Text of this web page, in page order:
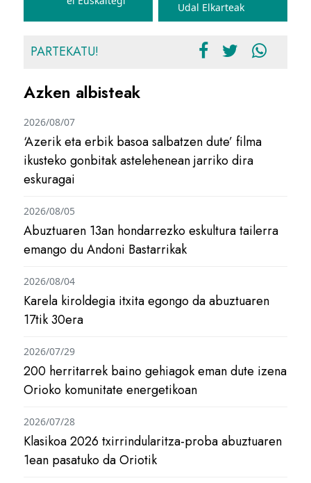
Udal Elkarteak
PARTEKATU!
Azken albisteak
‘Azerik eta erbik basoa salbatzen dute’ filma
ikusteko gonbitak astelehenean jarriko dira
eskuragai
2026/08/07
Abuztuaren 13an hondarrezko eskultura tailerra
emango du Andoni Bastarrikak
2026/08/05
Karela kiroldegia itxita egongo da abuztuaren
17tik 30era
2026/08/04
200 herritarrek baino gehiagok eman dute izena
Orioko komunitate energetikoan
2026/07/29
Klasikoa 2026 txirrindularitza-proba abuztuaren
1ean pasatuko da Oriotik
2026/07/28